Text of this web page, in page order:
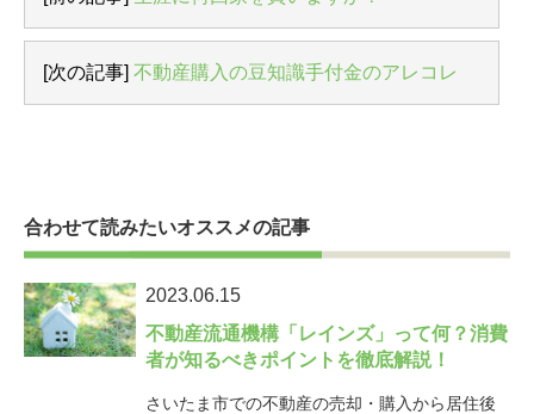
[次の記事] 不動産購入の豆知識手付金のアレコレ
合わせて読みたいオススメの記事
2023.06.15
不動産流通機構「レインズ」って何？消費
者が知るべきポイントを徹底解説！
さいたま市での不動産の売却・購入から居住後